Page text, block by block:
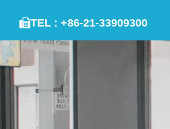
TEL : +86-21-33909300